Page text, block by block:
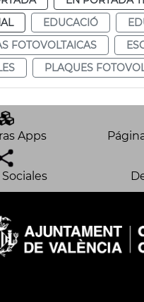
EDUCACIÓ
FOTOVOLTAICAS
PLAQUES
Apps